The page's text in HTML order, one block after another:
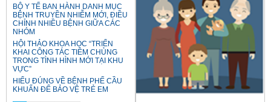
BỘ Y TẾ BAN HÀNH DANH MỤC
BỆNH TRUYỀN NHIỄM MỚI, ĐIỀU
CHỈNH NHIỀU BỆNH GIỮA CÁC
NHÓM
HỘI THẢO KHOA HỌC “TRIỂN
KHAI CÔNG TÁC TIÊM CHỦNG
TRONG TÌNH HÌNH MỚI TẠI KHU
VỰC”
HIỂU ĐÚNG VỀ BỆNH PHẾ CẦU
KHUẨN ĐỂ BẢO VỆ TRẺ EM